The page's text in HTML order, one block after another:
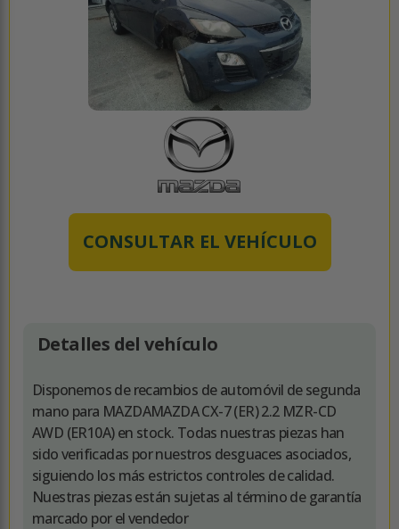
CONSULTAR EL VEHÍCULO
Detalles del vehículo
Disponemos de recambios de automóvil de segunda
mano para MAZDAMAZDA CX-7 (ER) 2.2 MZR-CD
AWD (ER10A) en stock. Todas nuestras piezas han
sido verificadas por nuestros desguaces asociados,
siguiendo los más estrictos controles de calidad.
Nuestras piezas están sujetas al término de garantía
marcado por el vendedor